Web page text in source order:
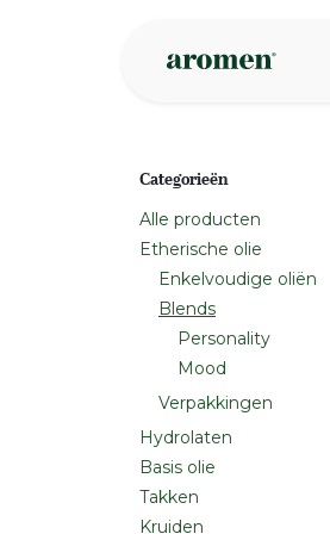
Categorieën
Alle producten
Etherische olie
Enkelvoudige oliën
Blends
Personality
Mood
Verpakkingen
Hydrolaten
Basis olie
Takken
Kruiden